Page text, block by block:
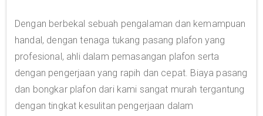
Dengan berbekal sebuah pengalaman dan kemampuan
handal, dengan tenaga tukang pasang plafon yang
profesional, ahli dalam pemasangan plafon serta
dengan pengerjaan yang rapih dan cepat. Biaya pasang
dan bongkar plafon dari kami sangat murah tergantung
dengan tingkat kesulitan pengerjaan dalam